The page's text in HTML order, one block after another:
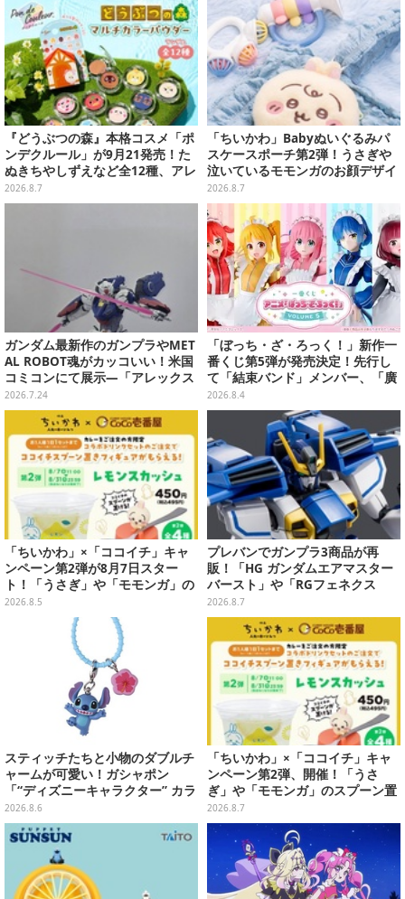
『どうぶつの森』本格コスメ「ポ
ンデクルール」が9月21発売！た
ぬきちやしずえなど全12種、アレ
ンジできるリアクションシールも
付属
2026.8.7
「ちいかわ」Babyぬいぐるみパ
スケースポーチ第2弾！うさぎや
泣いているモモンガのお顔デザイ
ン全4種が8月下旬プライズ展開
2026.8.7
ガンダム最新作のガンプラやMET
AL ROBOT魂がカッコいい！米国
コミコンにて展示―「アレックス
ゼロ」『GUNDAM ROGUE ORBI
T』の主人公機
2026.7.24
「ぼっち・ざ・ろっく！」新作一
番くじ第5弾が発売決定！先行し
て「結束バンド」メンバー、「廣
井きくり」のメイド衣装フィギュ
アを公開
2026.8.4
「ちいかわ」×「ココイチ」キャ
ンペーン第2弾が8月7日スター
ト！「うさぎ」や「モモンガ」の
スプーン置きをGETしよう
2026.8.5
プレバンでガンプラ3商品が再
販！「HG ガンダムエアマスター
バースト」や「RGフェネクス
（ナラティブVer.）」も
2026.8.7
スティッチたちと小物のダブルチ
ャームが可愛い！ガシャポン
「“ディズニーキャラクター” カラ
フルマルチチャーム」が発売
2026.8.6
「ちいかわ」×「ココイチ」キャ
ンペーン第2弾、開催！「うさ
ぎ」や「モモンガ」のスプーン置
きをGETしよう
2026.8.7